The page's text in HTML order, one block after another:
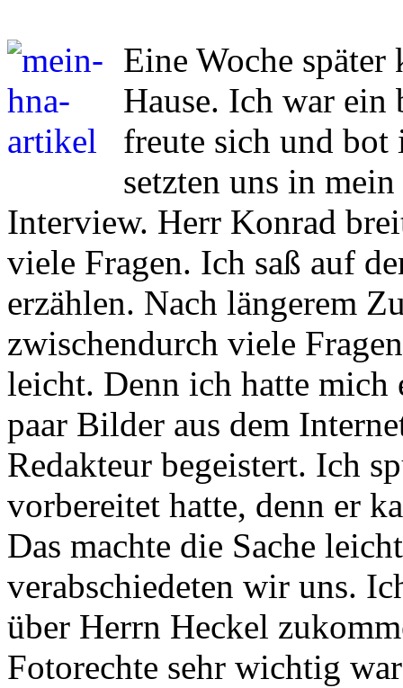
Eine Woche
Hause. Ich war ein
freute sich und
setzten uns in
Interview. Herr Konrad
viele Fragen. Ich saß auf
erzählen. Nach längerem
zwischendurch viele
leicht. Denn ich hatte
paar Bilder aus dem
Redakteur begeistert. Ich
vorbereitet hatte, denn er
Das machte die Sache
verabschiedeten wir uns.
über Herrn Heckel
Fotorechte sehr wichtig